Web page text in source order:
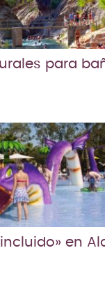
para
en